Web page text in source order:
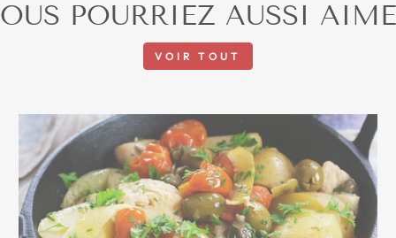
POURRIEZ AUSSI
VOIR TOUT